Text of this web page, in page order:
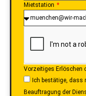
Mietstation
Vorzeitiges Erlöschen
Ich bestätige, dass
Beauftragung der